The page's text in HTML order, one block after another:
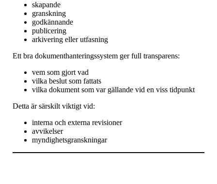
skapande
granskning
godkännande
publicering
arkivering eller utfasning
Ett bra dokumenthanteringssystem ger full transparens:
vem som gjort vad
vilka beslut som fattats
vilka dokument som var gällande vid en viss tidpunkt
Detta är särskilt viktigt vid:
interna och externa revisioner
avvikelser
myndighetsgranskningar